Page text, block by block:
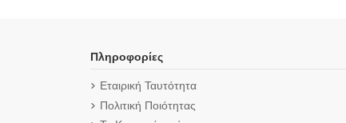
Πληροφορίες
Εταιρική Ταυτότητα
Πολιτική Ποιότητας